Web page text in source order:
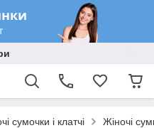
сумочки і клатчі Жіночі